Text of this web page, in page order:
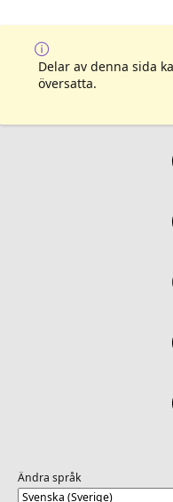
Delar av denna sida
översatta.
Ändra språk